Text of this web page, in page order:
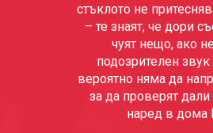
стъклото не
– те знаят, че дори
чуят нещо, ако
подозрителен
вероятно няма да
за да проверят
наред в дома